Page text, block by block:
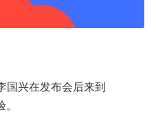
国兴在发布会后来到